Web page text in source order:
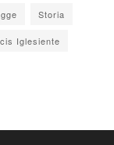
Storia
Iglesiente